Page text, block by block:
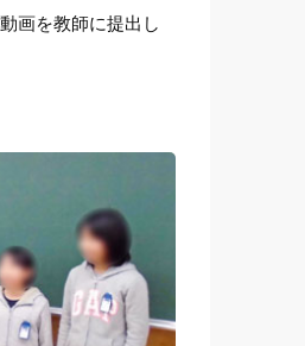
画を教師に提出し